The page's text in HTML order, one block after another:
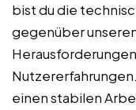
bist du die
gegenüber
einen stabilen